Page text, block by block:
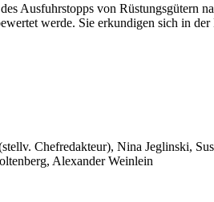
Ausfuhrstopps von Rüstungsgütern
werde. Sie erkundigen sich in
Chefredakteur), Nina Jeglinski,
Alexander Weinlein